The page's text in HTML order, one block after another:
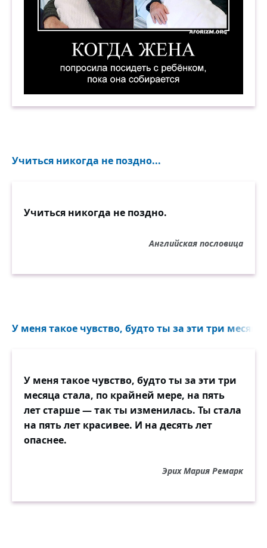
Когда жена попросила посидеть с ребёнком,
Учиться никогда не поздно...
Учиться никогда не поздно.
Английская пословица
У меня такое чувство, будто ты за эти три месяца
У меня такое чувство, будто ты за эти три
месяца стала, по крайней мере, на пять
лет старше — так ты изменилась. Ты стала
на пять лет красивее. И на десять лет
опаснее.
Эрих Мария Ремарк